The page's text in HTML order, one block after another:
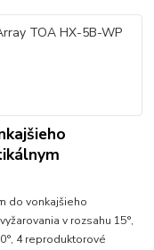
do vonkajšieho
v rozsahu 15°,
4 reproduktorové